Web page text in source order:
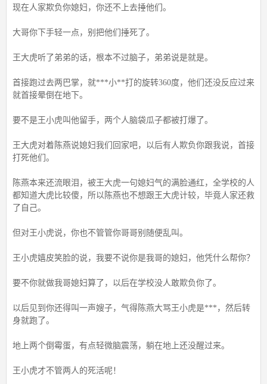
现在人家欺负你媳妇，你还不上去捶他们。
大哥你下手轻一点，别把他们捶死了。
王大虎听了弟弟的话，根本不过脑子，弟弟说是就是。
首接跑过去两巴掌，就***小**打的旋转360度，他们还没反应过来
就首接晕倒在地下。
要不是王小虎叫他留手，两个人脑袋瓜子都被打爆了。
王大虎对着陈燕说媳妇我们回家吧，以后有人欺负你跟我说，首接
打死他们。
陈燕本来还流眼泪，被王大虎一句媳妇气的满脸通红，全学校的人
都知道大虎比较傻，所以陈燕也不想跟王大虎计较，毕竟人家还救
了自己。
但对王小虎说，你也不管管你哥哥别随便乱叫。
王小虎嬉皮笑脸的说，我要不说你是我哥的媳妇，他凭什么帮你？
要不你就做我哥媳妇算了，以后在学校没人敢欺负你了。
以后见到你还得叫一声嫂子，气得陈燕大骂王小虎是***，然后转
身就跑了。
地上两个倒霉蛋，有点轻微脑震荡，躺在地上还没醒过来。
王小虎才不管两人的死活呢！